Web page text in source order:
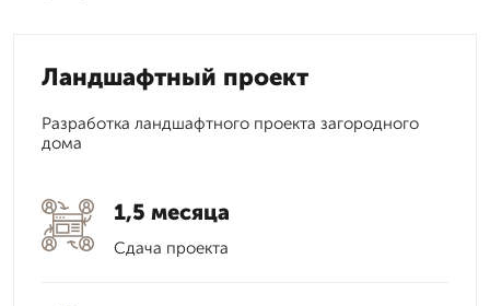
Ландшафтный проект
Разработка ландшафтного проекта загородного
дома
1,5 месяца
Сдача проекта